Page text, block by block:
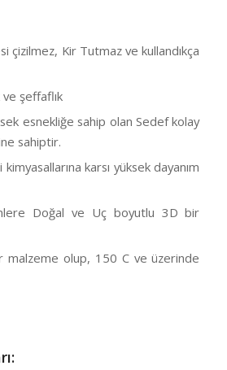
çizilmez, Kir Tutmaz ve kullandıkça
ve şeffaflık
esnekliğe sahip olan Sedef kolay
sahiptir.
karsı yüksek dayanım
Doğal ve Uç boyutlu 3D bir
malzeme olup, 150 C ve üzerinde